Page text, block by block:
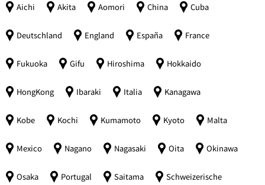
Aichi Akita Aomori China Cuba
Deutschland England España France
Fukuoka Gifu Hiroshima Hokkaido
HongKong Ibaraki Italia Kanagawa
Kobe Kochi Kumamoto Kyoto Malta
Mexico Nagano Nagasaki Oita Okinawa
Osaka Portugal Saitama Schweizerische